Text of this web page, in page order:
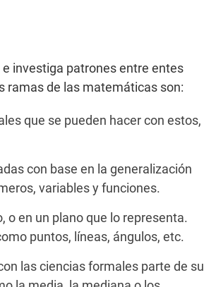
investiga patrones entre entes
ramas de las matemáticas son:
que se pueden hacer con estos,
con base en la generalización
variables y funciones.
o en un plano que lo representa.
puntos, líneas, ángulos, etc.
las ciencias formales parte de su